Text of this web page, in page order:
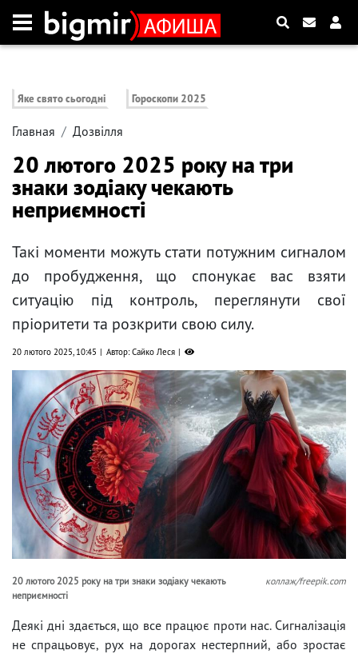
Яке свято сьогодні Гороскопи 2025
Главная Дозвілля
20 лютого 2025 року на три
знаки зодіаку чекають
неприємності
Такі моменти можуть стати потужним сигналом
до пробудження, що спонукає вас взяти
ситуацію під контроль, переглянути свої
пріоритети та розкрити свою силу.
20 лютого 2025, 10:45 Автор: Сайко Леся
20 лютого 2025 року на три знаки зодіаку чекають
неприємності
коллаж/freepik.com
Деякі дні здається, що все працює проти нас. Сигналізація
не спрацьовує, рух на дорогах нестерпний, або зростає